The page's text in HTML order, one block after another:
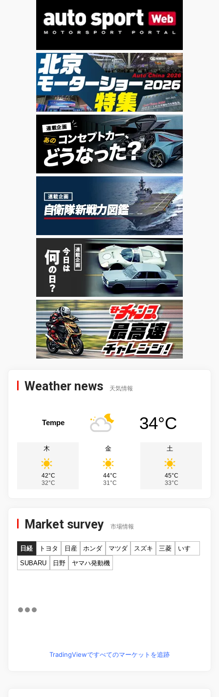
Weather news 天気情報
Tempe 34°C
木
42°C
32°C
金
44°C
31°C
土
45°C
33°C
Market survey 市場情報
日経 トヨタ 日産 ホンダ マツダ スズキ 三菱
いすゞ
SUBARU
日野 ヤマハ発動機
TradingViewですべてのマーケットを追跡